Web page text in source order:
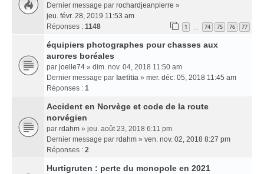
Dernier message par rochardjeanpierre »
jeu. févr. 28, 2019 11:53 am
Réponses : 1148 1 … 74 75 76 77
équipiers photographes pour chasses aux
aurores boréales
par joelle74 » dim. nov. 04, 2018 11:50 am
Dernier message par laetitia » mer. déc. 05, 2018 11:45 am
Réponses : 1
Accident en Norvège et code de la route
norvégien
par rdahm » jeu. août 23, 2018 6:11 pm
Dernier message par rdahm » ven. nov. 02, 2018 8:27 pm
Réponses : 2
Hurtigruten : perte du monopole en 2021